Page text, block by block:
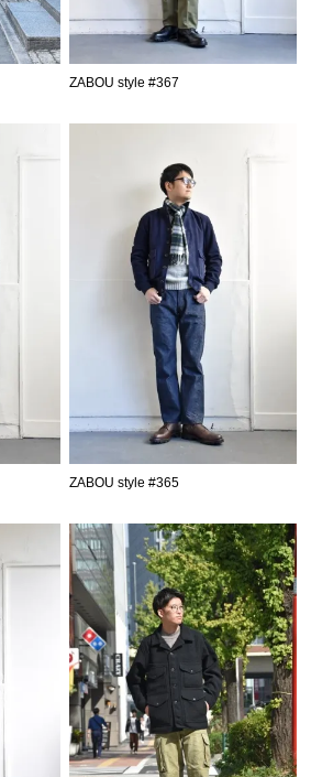
ZABOU style #367
ZABOU style #365